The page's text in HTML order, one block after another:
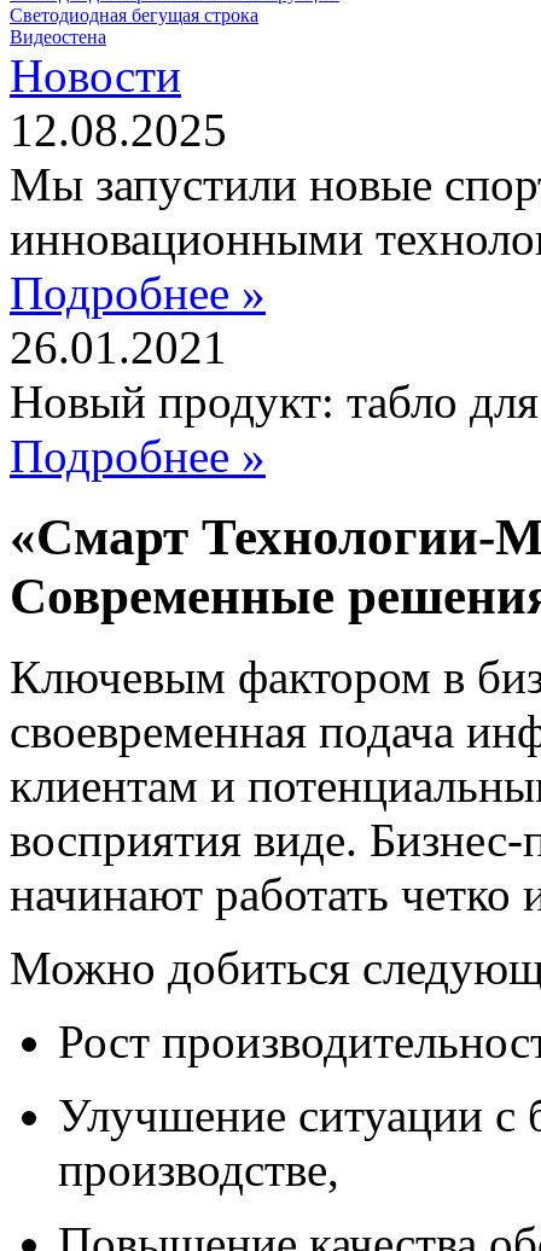
Светодиодная бегущая строка
Видеостена
Новости
12.08.2025
Мы запустили новые
инновационными
Подробнее »
26.01.2021
Новый продукт: табло
Подробнее »
«Смарт Технологии-
Современные
Ключевым фактором в
своевременная подача
клиентам и
восприятия виде.
начинают работать четко
Можно добиться
Рост
Улучшение ситуации с
производстве,